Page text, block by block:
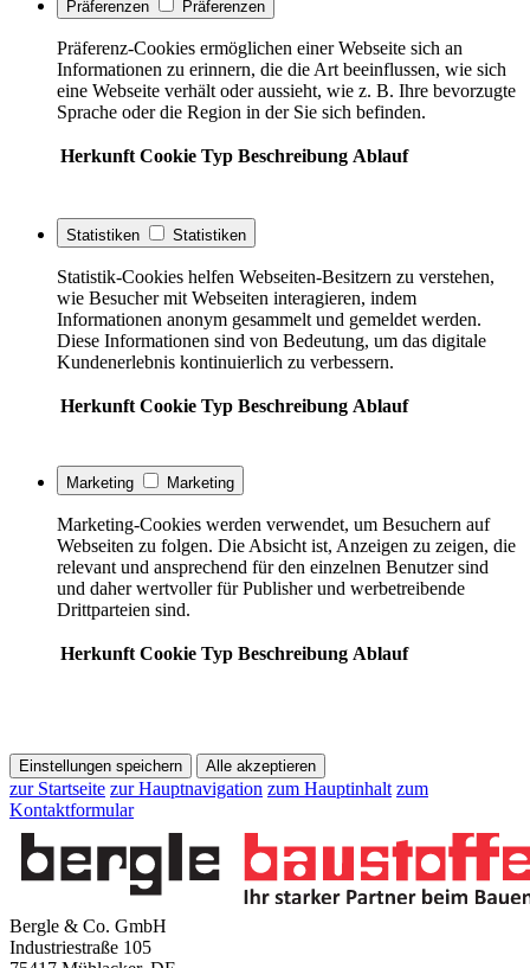
Präferenzen Präferenzen
Präferenz-Cookies ermöglichen einer Webseite sich an
Informationen zu erinnern, die die Art beeinflussen, wie sich
eine Webseite verhält oder aussieht, wie z. B. Ihre bevorzugte
Sprache oder die Region in der Sie sich befinden.
Herkunft Cookie Typ Beschreibung Ablauf
Statistiken Statistiken
Statistik-Cookies helfen Webseiten-Besitzern zu verstehen,
wie Besucher mit Webseiten interagieren, indem
Informationen anonym gesammelt und gemeldet werden.
Diese Informationen sind von Bedeutung, um das digitale
Kundenerlebnis kontinuierlich zu verbessern.
Herkunft Cookie Typ Beschreibung Ablauf
Marketing Marketing
Marketing-Cookies werden verwendet, um Besuchern auf
Webseiten zu folgen. Die Absicht ist, Anzeigen zu zeigen, die
relevant und ansprechend für den einzelnen Benutzer sind
und daher wertvoller für Publisher und werbetreibende
Drittparteien sind.
Herkunft Cookie Typ Beschreibung Ablauf
Einstellungen speichern Alle akzeptieren
zur Startseite zur Hauptnavigation zum Hauptinhalt zum
Kontaktformular
Bergle & Co. GmbH
Industriestraße 105